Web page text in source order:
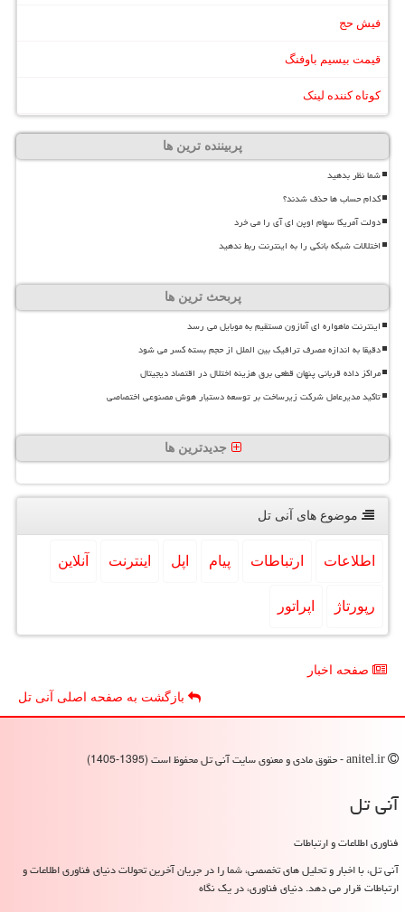
فیش حج
قیمت بیسیم باوفنگ
کوتاه کننده لینک
پربیننده ترین ها
شما نظر بدهید
کدام حساب ها حذف شدند؟
دولت آمریکا سهام اوپن ای آی را می خرد
اختلالات شبکه بانکی را به اینترنت ربط ندهید
پربحث ترین ها
اینترنت ماهواره ای آمازون مستقیم به موبایل می رسد
دقیقا به اندازه مصرف ترافیک بین الملل از حجم بسته کسر می شود
مراکز داده قربانی پنهان قطعی برق هزینه اختلال در اقتصاد دیجیتال
تاکید مدیرعامل شرکت زیرساخت بر توسعه دستیار هوش مصنوعی اختصاصی
جدیدترین ها
موضوع های آنی تل
اطلاعات ارتباطات پیام اپل اینترنت آنلاین
رپورتاژ اپراتور
صفحه اخبار
بازگشت به صفحه اصلی آنی تل
آنی تل
فناوری اطلاعات و ارتباطات
آنی تل، با اخبار و تحلیل های تخصصی، شما را در جریان آخرین تحولات دنیای فناوری اطلاعات و
ارتباطات قرار می دهد. دنیای فناوری، در یک نگاه